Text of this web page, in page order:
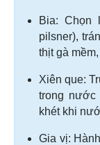
Bia: Chọn
pilsner),
thịt gà
Xiên que:
trong nước
khét khi
Gia vị: